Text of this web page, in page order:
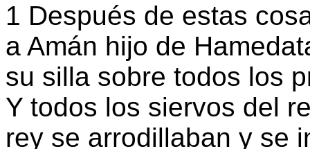
1 Después de estas
a Amán hijo de
su silla sobre todos los
Y todos los siervos del
rey se arrodillaban y se